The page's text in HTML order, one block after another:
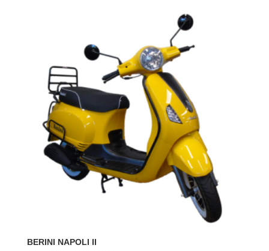
BERINI NAPOLI II